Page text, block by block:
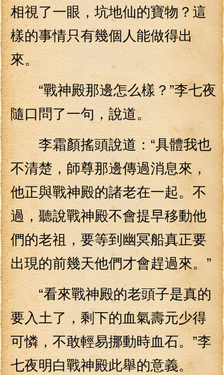
相視了一眼，坑地仙的寶物？這
樣的事情只有幾個人能做得出
來。
“戰神殿那邊怎么樣？”李七夜
隨口問了一句，說道。
李霜顏搖頭說道：“具體我也
不清楚，師尊那邊傳過消息來，
他正與戰神殿的諸老在一起。不
過，聽說戰神殿不會提早移動他
們的老祖，要等到幽冥船真正要
出現的前幾天他們才會趕過來。”
“看來戰神殿的老頭子是真的
要入土了，剩下的血氣壽元少得
可憐，不敢輕易挪動時血石。”李
七夜明白戰神殿此舉的意義。